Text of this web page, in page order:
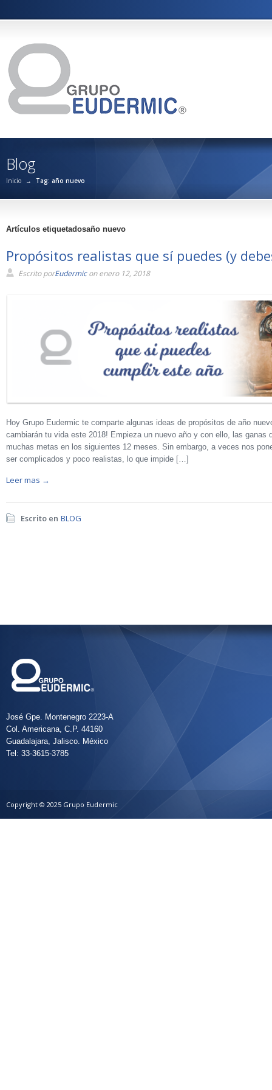
Blog
Inicio → Tag: año nuevo
Artículos etiquetadosaño nuevo
Propósitos realistas que sí puedes (y
Escrito porEudermicon enero 12, 2018
Hoy Grupo Eudermic te comparte algunas ideas de propósitos de año
cambiarán tu vida este 2018! Empieza un nuevo año y con ello, las ganas
muchas metas en los siguientes 12 meses. Sin embargo, a veces nos
ser complicados y poco realistas, lo que impide […]
Leer mas →
Escrito en BLOG
José Gpe. Montenegro 2223-A
Col. Americana, C.P. 44160
Guadalajara, Jalisco. México
Tel: 33-3615-3785
Copyright © 2025 Grupo Eudermic